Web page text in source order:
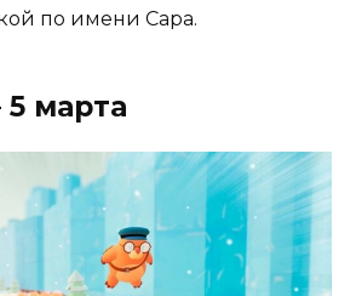
по имени Сара.
5 марта